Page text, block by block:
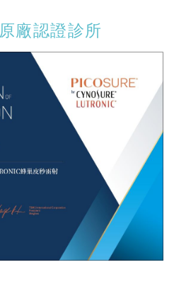
原廠認證診所